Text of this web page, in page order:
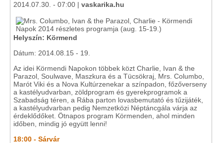
2014.07.30. - 07:00 | vaskarika.hu
Helyszín: Körmend
Dátum: 2014.08.15 - 19.
Az idei Körmendi Napokon többek közt Charlie, Ivan & the
Parazol, Soulwave, Maszkura és a Tücsökraj, Mrs. Columbo,
Marót Viki és a Nova Kultúrzenekar a színpadon, főzőverseny
a kastélyudvarban, zöldprogram és gyerekprogramok a
Szabadság téren, a Rába parton lovasbemutató és tűzijáték,
a kastélyudvarban pedig Nemzetközi Néptáncgála várja az
érdeklődőket. Ötnapos program Körmenden, ahol minden
időben, mindig jó együtt lenni!
18:00 - Sárvár